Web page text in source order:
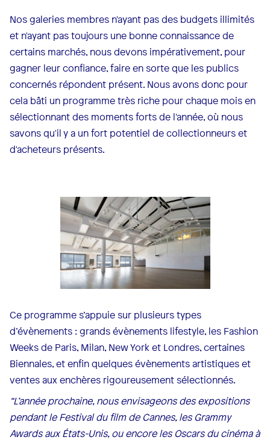
Nos galeries membres n'ayant pas des budgets illimités
et n'ayant pas toujours une bonne connaissance de
certains marchés, nous devons impérativement, pour
gagner leur confiance, faire en sorte que les publics
concernés répondent présent. Nous avons donc pour
cela bâti un programme très riche pour chaque mois en
sélectionnant des moments forts de l'année, où nous
savons qu'il y a un fort potentiel de collectionneurs et
d'acheteurs présents.
Ce programme s’appuie sur plusieurs types
d’évènements : grands évènements lifestyle, les Fashion
Weeks de Paris, Milan, New York et Londres, certaines
Biennales, et enfin quelques évènements artistiques et
ventes aux enchères rigoureusement sélectionnés.
“L’année prochaine, nous envisageons des expositions
pendant le Festival du film de Cannes, les Grammy
Awards aux États-Unis, ou encore les Oscars du cinéma à